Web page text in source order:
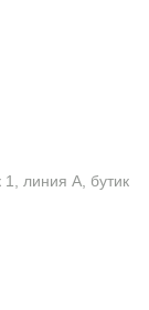
линия А, бутик